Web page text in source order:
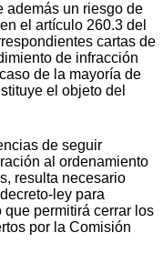
además un riesgo de
el artículo 260.3 del
cartas de
de infracción
de la mayoría de
el objeto del
de seguir
al ordenamiento
resulta necesario
ley para
permitirá cerrar los
por la Comisión